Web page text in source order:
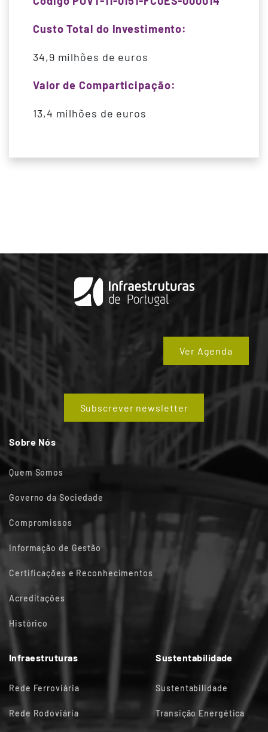
Custo Total do Investimento:
34,9 milhões de euros
Valor de Comparticipação:
13,4 milhões de euros
Ver Agenda
Subscrever newsletter
Sobre Nós
Quem Somos
Governo da Sociedade
Compromissos
Informação de Gestão
Certificações e Reconhecimentos
Acreditações
Histórico
Infraestruturas
Rede Ferroviária
Rede Rodoviária
Sustentabilidade
Sustentabilidade
Transição Energética